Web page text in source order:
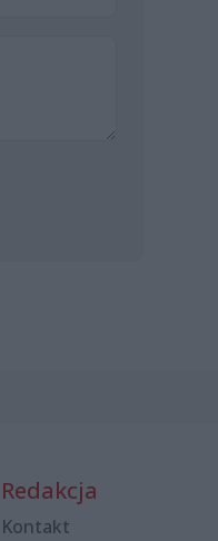
Redakcja
Kontakt